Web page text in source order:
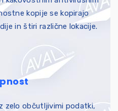
kopije se kopirajo
in štiri različne lokacije.
zelo občutljivimi podatki,